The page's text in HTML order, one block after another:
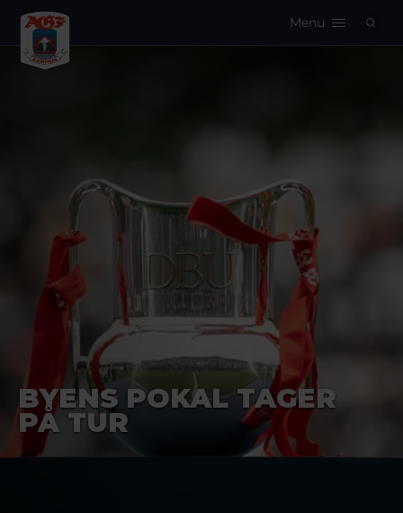
Menu
BYENS POKAL TAGER
PÅ TUR